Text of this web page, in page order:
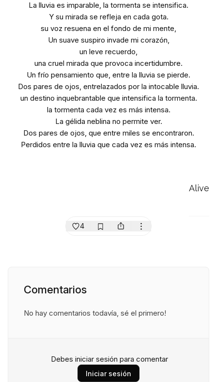
La lluvia es imparable, la tormenta se intensifica.
Y su mirada se refleja en cada gota.
su voz resuena en el fondo de mi mente,
Un suave suspiro invade mi corazón,
un leve recuerdo,
una cruel mirada que provoca incertidumbre.
Un frío pensamiento que, entre la lluvia se pierde.
Dos pares de ojos, entrelazados por la intocable lluvia.
un destino inquebrantable que intensifica la tormenta.
la tormenta cada vez es más intensa.
La gélida neblina no permite ver.
Dos pares de ojos, que entre miles se encontraron.
Perdidos entre la lluvia que cada vez es más intensa.
Alive
4
Comentarios
No hay comentarios todavía, sé el primero!
Debes iniciar sesión para comentar
Iniciar sesión